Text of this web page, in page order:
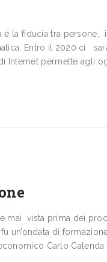
è la fiducia tra persone,
Entro il 2020 ci
Internet permette agli
mai vista prima dei
di
Carlo Calenda